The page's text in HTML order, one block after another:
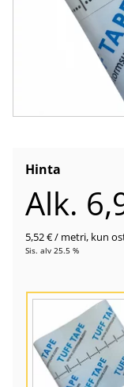
Hinta
Alk.
5,52 €/ metri, kun
Sis. alv 25.5 %